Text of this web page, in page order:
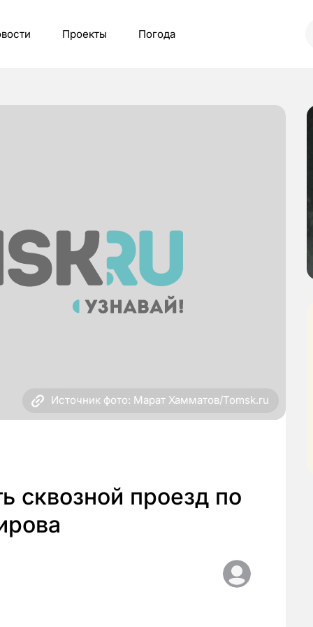
Проекты Погода
Источник фото: Марат Хамматов/Tomsk.ru
сквозной проезд по